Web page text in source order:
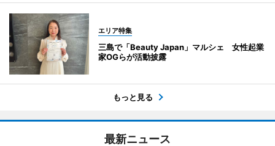
エリア特集
三島で「Beauty Japan」マルシェ 女性起業
家OGらが活動披露
もっと見る
最新ニュース